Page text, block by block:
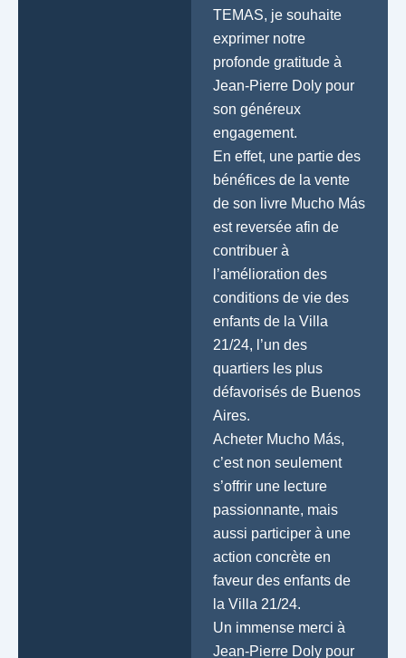
TEMAS, je souhaite
exprimer notre
profonde gratitude à
Jean-Pierre Doly pour
son généreux
engagement.
En effet, une partie des
bénéfices de la vente
de son livre Mucho Más
est reversée afin de
contribuer à
l’amélioration des
conditions de vie des
enfants de la Villa
21/24, l’un des
quartiers les plus
défavorisés de Buenos
Aires.
Acheter Mucho Más,
c’est non seulement
s’offrir une lecture
passionnante, mais
aussi participer à une
action concrète en
faveur des enfants de
la Villa 21/24.
Un immense merci à
Jean-Pierre Doly pour